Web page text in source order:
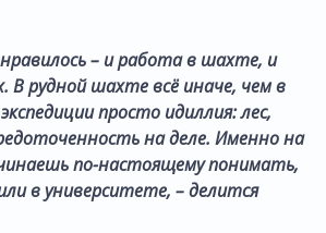
– и работа в шахте, и
В рудной шахте всё иначе, чем в
просто идиллия: лес,
на деле. Именно на
по-настоящему понимать,
в университете, – делится